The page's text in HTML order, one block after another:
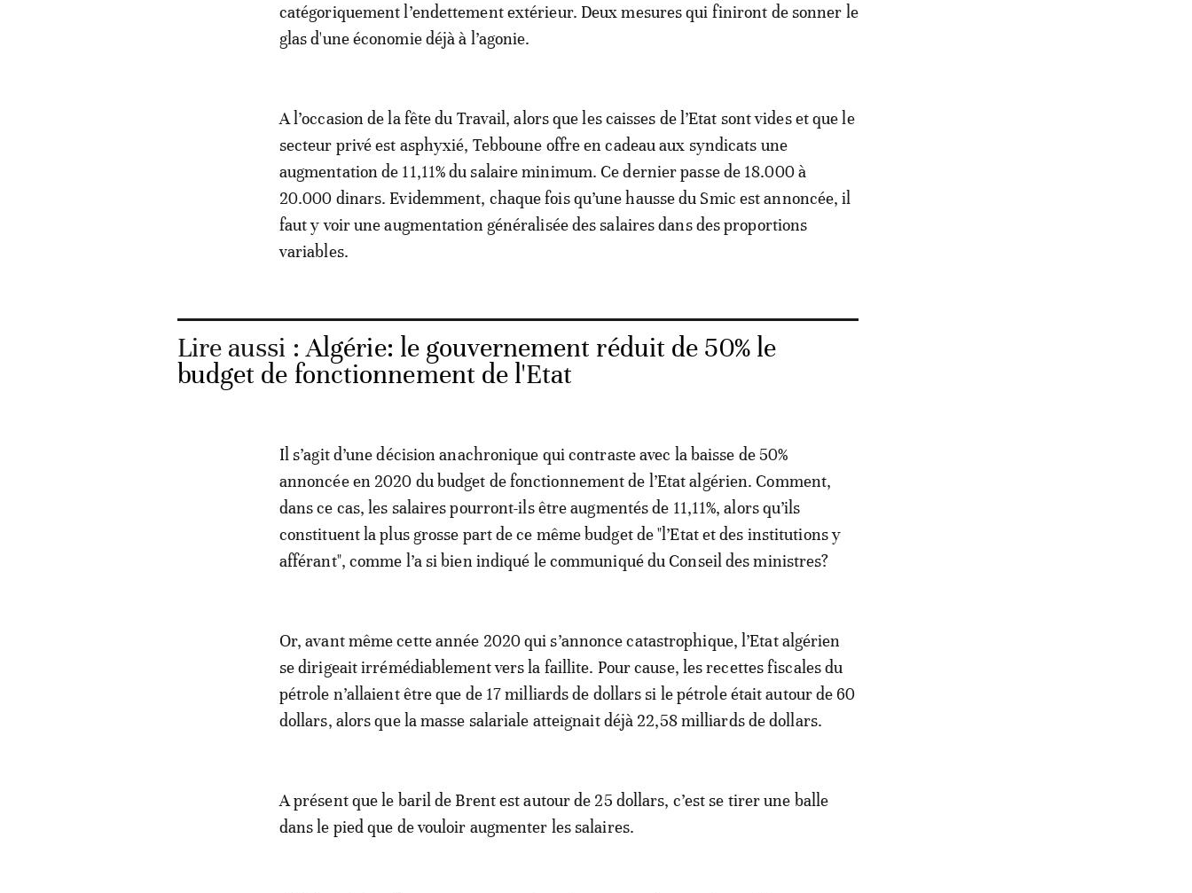
catégoriquement l’endettement extérieur. Deux mesures qui finiront de sonner le
glas d'une économie déjà à l’agonie.
A l’occasion de la fête du Travail, alors que les caisses de l’Etat sont vides et que le
secteur privé est asphyxié, Tebboune offre en cadeau aux syndicats une
augmentation de 11,11% du salaire minimum. Ce dernier passe de 18.000 à
20.000 dinars. Evidemment, chaque fois qu’une hausse du Smic est annoncée, il
faut y voir une augmentation généralisée des salaires dans des proportions
variables.
Lire aussi :Algérie: le gouvernement réduit de 50% le
budget de fonctionnement de l'Etat
Il s’agit d’une décision anachronique qui contraste avec la baisse de 50%
annoncée en 2020 du budget de fonctionnement de l’Etat algérien. Comment,
dans ce cas, les salaires pourront-ils être augmentés de 11,11%, alors qu’ils
constituent la plus grosse part de ce même budget de "l’Etat et des institutions y
afférant", comme l’a si bien indiqué le communiqué du Conseil des ministres?
Or, avant même cette année 2020 qui s’annonce catastrophique, l’Etat algérien
se dirigeait irrémédiablement vers la faillite. Pour cause, les recettes fiscales du
pétrole n’allaient être que de 17 milliards de dollars si le pétrole était autour de 60
dollars, alors que la masse salariale atteignait déjà 22,58 milliards de dollars.
A présent que le baril de Brent est autour de 25 dollars, c’est se tirer une balle
dans le pied que de vouloir augmenter les salaires.